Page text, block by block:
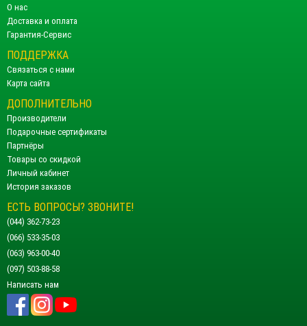
О нас
Доставка и оплата
Гарантия-Сервис
ПОДДЕРЖКА
Связаться с нами
Карта сайта
ДОПОЛНИТЕЛЬНО
Производители
Подарочные сертификаты
Партнёры
Товары со скидкой
Личный кабинет
История заказов
ЕСТЬ ВОПРОСЫ? ЗВОНИТЕ!
(044) 362-73-23
(066) 533-35-03
(063) 963-00-40
(097) 503-88-58
Написать нам